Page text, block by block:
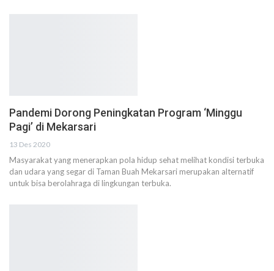
Pandemi Dorong Peningkatan Program ‘Minggu
Pagi’ di Mekarsari
13 Des 2020
Masyarakat yang menerapkan pola hidup sehat melihat kondisi terbuka
dan udara yang segar di Taman Buah Mekarsari merupakan alternatif
untuk bisa berolahraga di lingkungan terbuka.